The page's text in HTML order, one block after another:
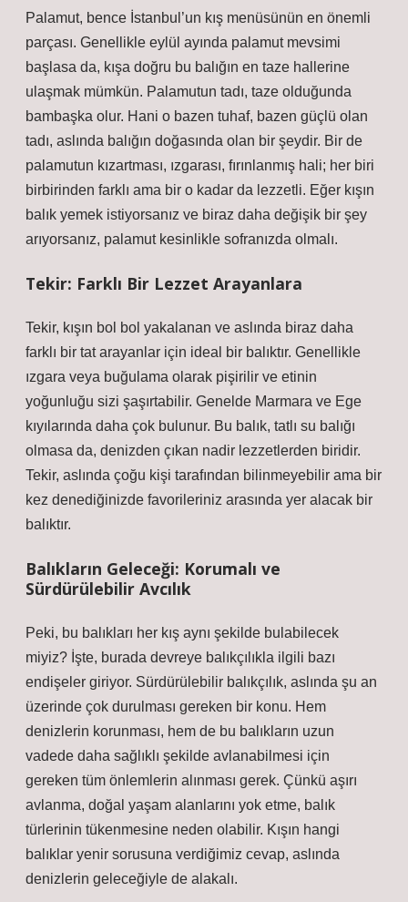
Palamut, bence İstanbul’un kış menüsünün en önemli
parçası. Genellikle eylül ayında palamut mevsimi
başlasa da, kışa doğru bu balığın en taze hallerine
ulaşmak mümkün. Palamutun tadı, taze olduğunda
bambaşka olur. Hani o bazen tuhaf, bazen güçlü olan
tadı, aslında balığın doğasında olan bir şeydir. Bir de
palamutun kızartması, ızgarası, fırınlanmış hali; her biri
birbirinden farklı ama bir o kadar da lezzetli. Eğer kışın
balık yemek istiyorsanız ve biraz daha değişik bir şey
arıyorsanız, palamut kesinlikle sofranızda olmalı.
Tekir: Farklı Bir Lezzet Arayanlara
Tekir, kışın bol bol yakalanan ve aslında biraz daha
farklı bir tat arayanlar için ideal bir balıktır. Genellikle
ızgara veya buğulama olarak pişirilir ve etinin
yoğunluğu sizi şaşırtabilir. Genelde Marmara ve Ege
kıyılarında daha çok bulunur. Bu balık, tatlı su balığı
olmasa da, denizden çıkan nadir lezzetlerden biridir.
Tekir, aslında çoğu kişi tarafından bilinmeyebilir ama bir
kez denediğinizde favorileriniz arasında yer alacak bir
balıktır.
Balıkların Geleceği: Korumalı ve
Sürdürülebilir Avcılık
Peki, bu balıkları her kış aynı şekilde bulabilecek
miyiz? İşte, burada devreye balıkçılıkla ilgili bazı
endişeler giriyor. Sürdürülebilir balıkçılık, aslında şu an
üzerinde çok durulması gereken bir konu. Hem
denizlerin korunması, hem de bu balıkların uzun
vadede daha sağlıklı şekilde avlanabilmesi için
gereken tüm önlemlerin alınması gerek. Çünkü aşırı
avlanma, doğal yaşam alanlarını yok etme, balık
türlerinin tükenmesine neden olabilir. Kışın hangi
balıklar yenir sorusuna verdiğimiz cevap, aslında
denizlerin geleceğiyle de alakalı.